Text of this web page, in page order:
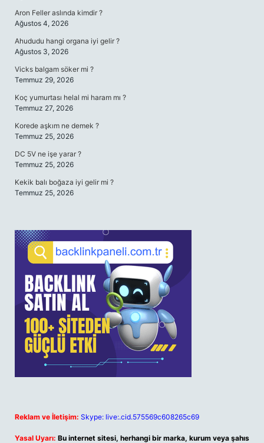
Aron Feller aslında kimdir ?
Ağustos 4, 2026
Ahududu hangi organa iyi gelir ?
Ağustos 3, 2026
Vicks balgam söker mi ?
Temmuz 29, 2026
Koç yumurtası helal mi haram mı ?
Temmuz 27, 2026
Korede aşkım ne demek ?
Temmuz 25, 2026
DC 5V ne işe yarar ?
Temmuz 25, 2026
Kekik balı boğaza iyi gelir mi ?
Temmuz 25, 2026
Reklam ve İletişim: Skype: live:.cid.575569c608265c69
Yasal Uyarı: Bu internet sitesi, herhangi bir marka, kurum veya şahıs